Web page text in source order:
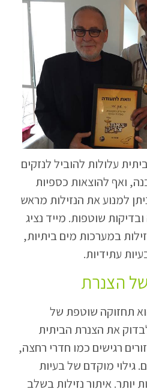
עלולות להוביל לנזקים
ואף להוצאות כספיות
למנוע את הנזילות מראש
שוטפות. מייד נציג
במערכות מים ביתיות,
עתידיות.
הצנרת
תחזוקה שוטפת של
את הצנרת הביתית
רגישים כמו חדרי רחצה,
גילוי מוקדם של בעיות
יותר. איתור נזילות בשלב